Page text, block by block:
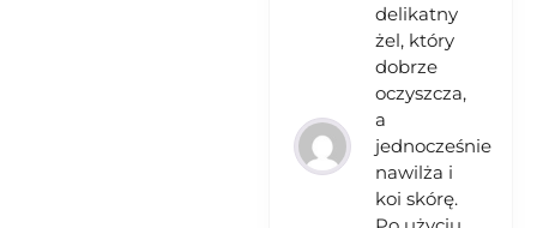
delikatny
żel, który
dobrze
oczyszcza,
a
jednocześnie
nawilża i
koi skórę.